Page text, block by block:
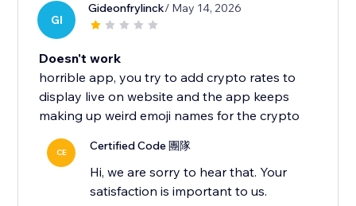
GI
Gideonfrylinck/ May 14, 2026
Doesn't work
horrible app, you try to add crypto rates to
display live on website and the app keeps
making up weird emoji names for the crypto
CE Certified Code 團隊
Hi, we are sorry to hear that. Your
satisfaction is important to us.